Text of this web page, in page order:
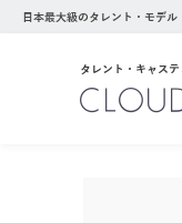
日本最大級のタレント・モデ
タレント・キャス